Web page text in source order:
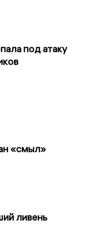
под атаку
«смыл»
ливень